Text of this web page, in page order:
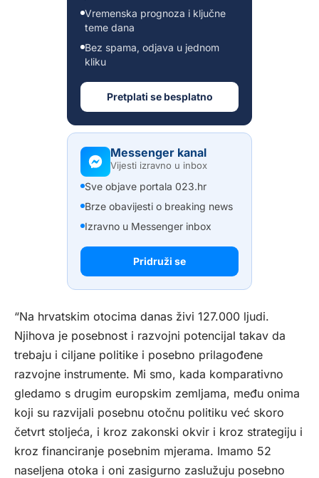
Vremenska prognoza i ključne
teme dana
Bez spama, odjava u jednom
kliku
Pretplati se besplatno
Messenger kanal
Vijesti izravno u inbox
Sve objave portala 023.hr
Brze obavijesti o breaking news
Izravno u Messenger inbox
Pridruži se
“Na hrvatskim otocima danas živi 127.000 ljudi.
Njihova je posebnost i razvojni potencijal takav da
trebaju i ciljane politike i posebno prilagođene
razvojne instrumente. Mi smo, kada komparativno
gledamo s drugim europskim zemljama, među onima
koji su razvijali posebnu otočnu politiku već skoro
četvrt stoljeća, i kroz zakonski okvir i kroz strategiju i
kroz financiranje posebnim mjerama. Imamo 52
naseljena otoka i oni zasigurno zaslužuju posebno